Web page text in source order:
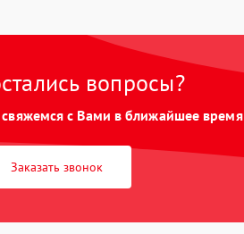
1 год
вопросы?
свяжемся с Вами в ближайшее время
Заказать звонок